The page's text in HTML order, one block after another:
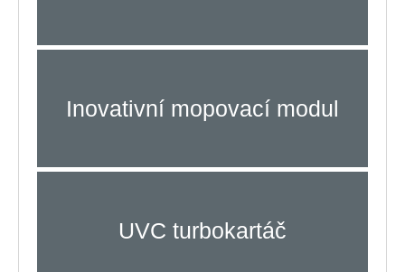
Inovativní mopovací modul
UVC turbokartáč